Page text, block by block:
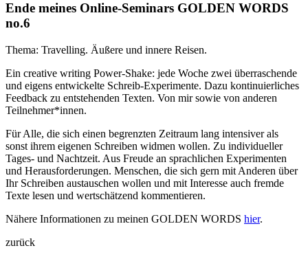
Ende meines Online-Seminars GOLDEN WORDS
no.6
Thema: Travelling. Äußere und innere Reisen.
Ein creative writing Power-Shake: jede Woche zwei überraschende
und eigens entwickelte Schreib-Experimente. Dazu kontinuierliches
Feedback zu entstehenden Texten. Von mir sowie von anderen
Teilnehmer*innen.
Für Alle, die sich einen begrenzten Zeitraum lang intensiver als
sonst ihrem eigenen Schreiben widmen wollen. Zu individueller
Tages- und Nachtzeit. Aus Freude an sprachlichen Experimenten
und Herausforderungen. Menschen, die sich gern mit Anderen über
Ihr Schreiben austauschen wollen und mit Interesse auch fremde
Texte lesen und wertschätzend kommentieren.
Nähere Informationen zu meinen GOLDEN WORDS hier.
zurück